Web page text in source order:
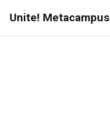
Unite! Metacampus